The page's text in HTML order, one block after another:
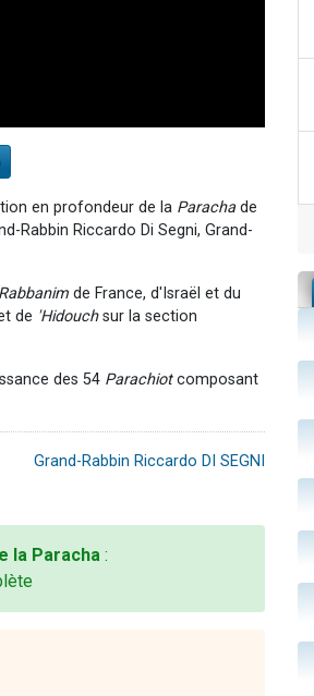
en profondeur de la Parachade
Rabbin Riccardo Di Segni, Grand-
Rabbanim de France, d'Israël et du
de 'Hidouchsur la section
des 54 Parachiotcomposant
Grand-Rabbin Riccardo DI SEGNI
la Paracha :